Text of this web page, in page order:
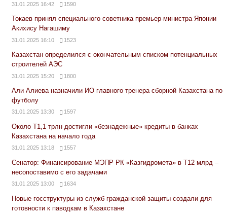
31.01.2025 16:42 1590
Токаев принял специального советника премьер-министра Японии
Акихису Нагашиму
31.01.2025 16:10 1523
Казахстан определился с окончательным списком потенциальных
строителей АЭС
31.01.2025 15:20 1800
Али Алиева назначили ИО главного тренера сборной Казахстана по
футболу
31.01.2025 13:30 1597
Около Т1,1 трлн достигли «безнадежные» кредиты в банках
Казахстана на начало года
31.01.2025 13:18 1557
Сенатор: Финансирование МЭПР РК «Казгидромета» в Т12 млрд –
несопоставимо с его задачами
31.01.2025 13:00 1634
Новые госструктуры из служб гражданской защиты создали для
готовности к паводкам в Казахстане